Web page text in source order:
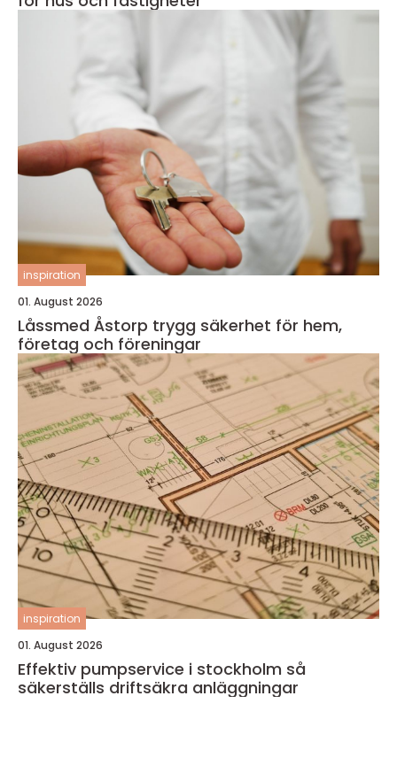
inspiration
01. August 2026
Låssmed Åstorp trygg säkerhet för hem,
företag och föreningar
inspiration
01. August 2026
Effektiv pumpservice i stockholm så
säkerställs driftsäkra anläggningar